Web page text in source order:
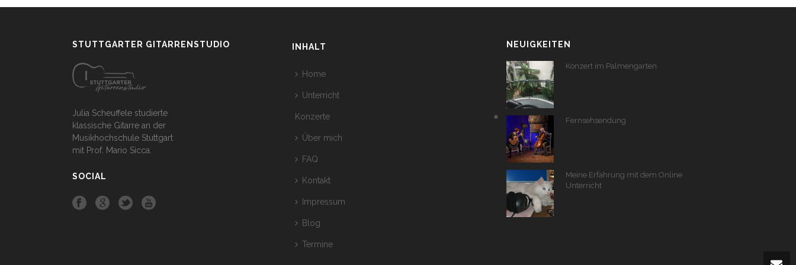
STUTTGARTER GITARRENSTUDIO
Julia Scheuffele studierte
klassische Gitarre an der
Musikhochschule Stuttgart
mit Prof. Mario Sicca.
SOCIAL
INHALT
Home
Unterricht
Konzerte
Über mich
FAQ
Kontakt
Impressum
Blog
Termine
NEUIGKEITEN
Konzert im Palmengarten
Fernsehsendung
Meine Erfahrung mit dem Online
Unterricht